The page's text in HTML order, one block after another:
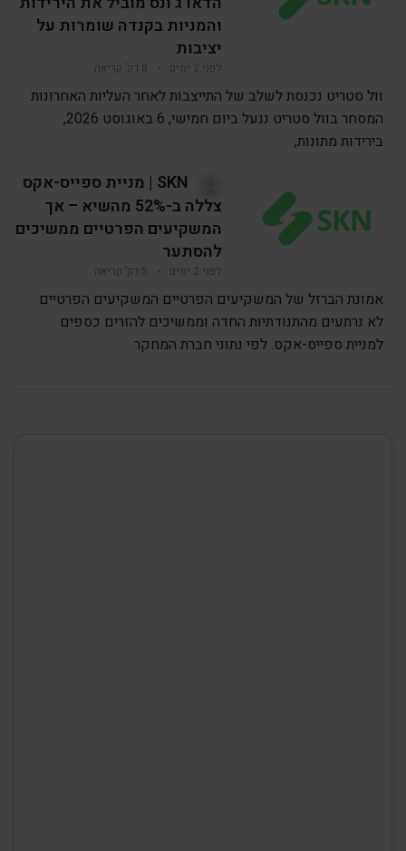
והמניות בקנדה שומרות על
יציבות
לפני 2 ימים • 8 דק’ קריאה
וול סטריט נכנסת לשלב של התייצבות לאחר העליות האחרונות
המסחר בוול סטריט ננעל ביום חמישי, 6 באוגוסט 2026,
בירידות מתונות,
SKN | מניית ספייס-אקס
צללה ב-52% מהשיא – אך
המשקיעים הפרטיים ממשיכים
להסתער
לפני 2 ימים • 5 דק’ קריאה
אמונת הברזל של המשקיעים הפרטיים המשקיעים הפרטיים
לא נרתעים מהתנודתיות החדה וממשיכים להזרים כספים
למניית ספייס-אקס. לפי נתוני חברת המחקר